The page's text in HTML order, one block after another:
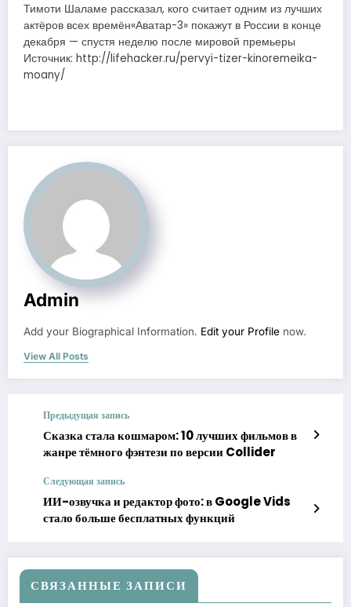
Тимоти Шаламе рассказал, кого считает одним из лучших
актёров всех времён«Аватар-3» покажут в России в конце
декабря — спустя неделю после мировой премьеры
Источник: http://lifehacker.ru/pervyi-tizer-kinoremeika-
moany/
Admin
Add your Biographical Information. Edit your Profile now.
View All Posts
Предыдущая запись
Сказка стала кошмаром: 10 лучших фильмов в
жанре тёмного фэнтези по версии Collider
Следующая запись
ИИ-озвучка и редактор фото: в Google Vids
стало больше бесплатных функций
СВЯЗАННЫЕ ЗАПИСИ